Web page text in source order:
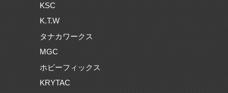
KSC
K.T.W
タナカワークス
MGC
ホビーフィックス
KRYTAC